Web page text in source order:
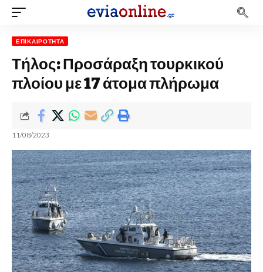
ΕΠΙΚΑΙΡΌΤΗΤΑ
Τήλος: Προσάραξη τουρκικού
πλοίου με 17 άτομα πλήρωμα
11/08/2023